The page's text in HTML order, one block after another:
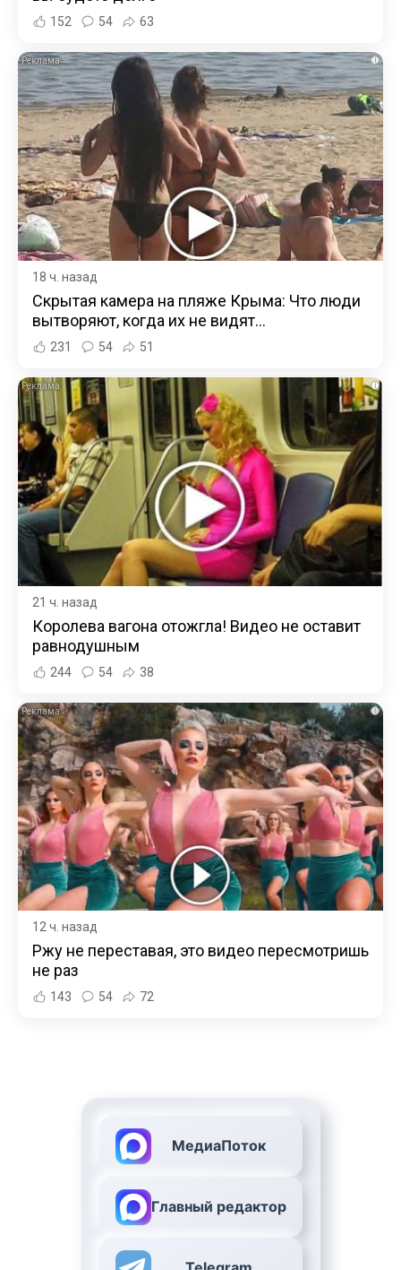
152 54 63
i
18 ч. назад
Скрытая камера на пляже Крыма: Что люди
вытворяют, когда их не видят...
231 54 51
i
21 ч. назад
Королева вагона отожгла! Видео не оставит
равнодушным
244 54 38
i
12 ч. назад
Ржу не переставая, это видео пересмотришь
не раз
143 54 72
МедиаПоток
Главный редактор